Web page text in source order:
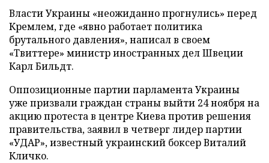
Власти Украины «неожиданно прогнулись» перед
Кремлем, где «явно работает политика
брутального давления», написал в своем
«Твиттере» министр иностранных дел Швеции
Карл Бильдт.
Оппозиционные партии парламента Украины
уже призвали граждан страны выйти 24 ноября на
акцию протеста в центре Киева против решения
правительства, заявил в четверг лидер партии
«УДАР», известный украинский боксер Виталий
Кличко.